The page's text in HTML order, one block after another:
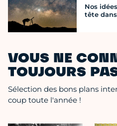
Nos
tête
VOUS NE
TOUJOURS
Sélection des bons plans
coup toute l'année !